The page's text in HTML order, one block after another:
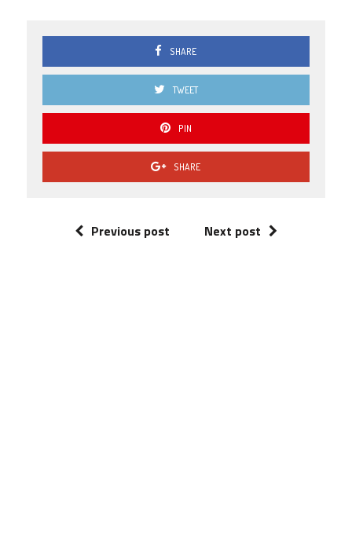
SHARE
TWEET
PIN
SHARE
Previous post Next post